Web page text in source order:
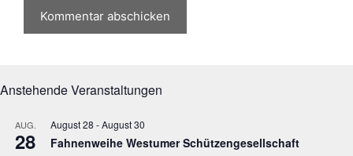
Anstehende Veranstaltungen
AUG.
28
August 28 -August 30
Fahnenweihe Westumer Schützengesellschaft